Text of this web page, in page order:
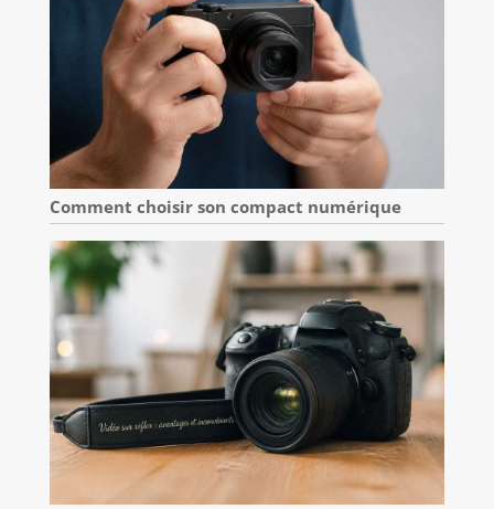
Comment choisir son compact numérique